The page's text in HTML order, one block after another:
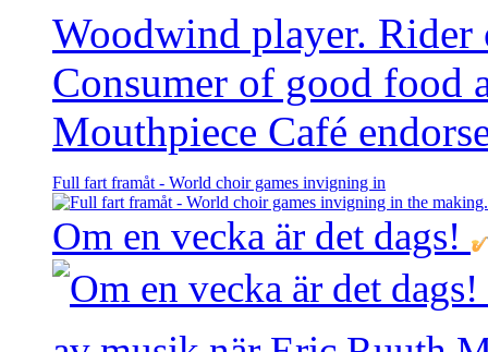
Woodwind player.
Consumer of good food
Mouthpiece Café
Full fart framåt - World choir games invigning in
Om en vecka är det dags!